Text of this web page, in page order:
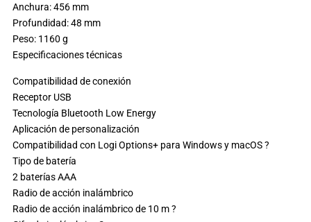
Anchura: 456 mm
Profundidad: 48 mm
Peso: 1160 g
Especificaciones técnicas
Compatibilidad de conexión
Receptor USB
Tecnología Bluetooth Low Energy
Aplicación de personalización
Compatibilidad con Logi Options+ para Windows y macOS ?
Tipo de batería
2 baterías AAA
Radio de acción inalámbrico
Radio de acción inalámbrico de 10 m ?